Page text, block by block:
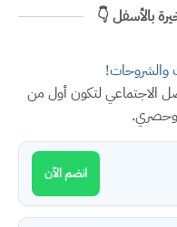
بالأسفل 👇
والشروحات!
الاجتماعي لتكون أول من
انضم الآن